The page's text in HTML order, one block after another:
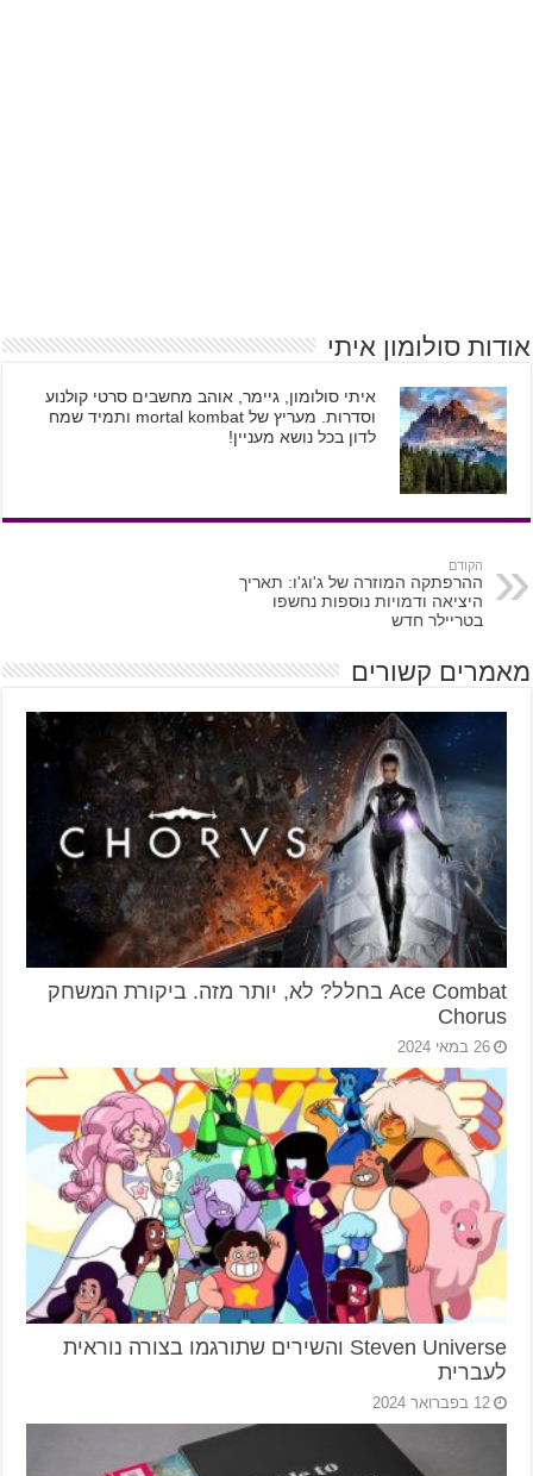
אודות סולומון איתי
איתי סולומון, גיימר, אוהב מחשבים סרטי קולנוע
וסדרות. מעריץ של mortal kombat ותמיד שמח
לדון בכל נושא מעניין!
הקודם
ההרפתקה המוזרה של ג'וג'ו: תאריך
היציאה ודמויות נוספות נחשפו
בטריילר חדש
מאמרים קשורים
Ace Combat בחלל? לא, יותר מזה. ביקורת המשחק
Chorus
26 במאי 2024
Steven Universe והשירים שתורגמו בצורה נוראית
לעברית
12 בפברואר 2024